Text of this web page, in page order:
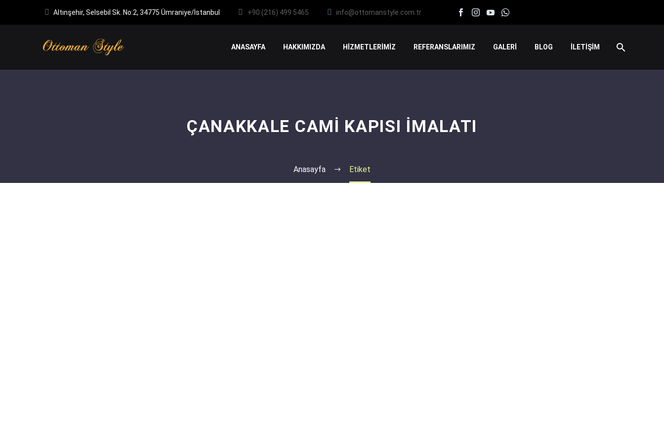
Altınşehir, Selsebil Sk. No:2, 34775 Ümraniye/İstanbul +90 (216) 499 5465 info@ottomanstyle.com.tr
ANASAYFA HAKKIMIZDA HİZMETLERİMİZ REFERANSLARIMIZ GALERİ BLOG İLETİŞİM
ÇANAKKALE CAMI KAPISI İMALATI
Anasayfa Etiket